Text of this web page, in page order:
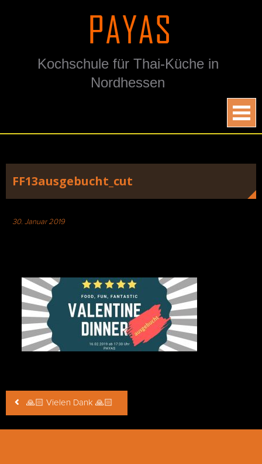
Kochschule für Thai-Küche in
Nordhessen
FF13ausgebucht_cut
30. Januar 2019
Beitragsnavigation
🙏🏻 Vielen Dank 🙏🏻